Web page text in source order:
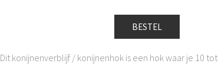
BESTEL
Dit konijnenverblijf / konijnenhok is een hok waar je 10 tot